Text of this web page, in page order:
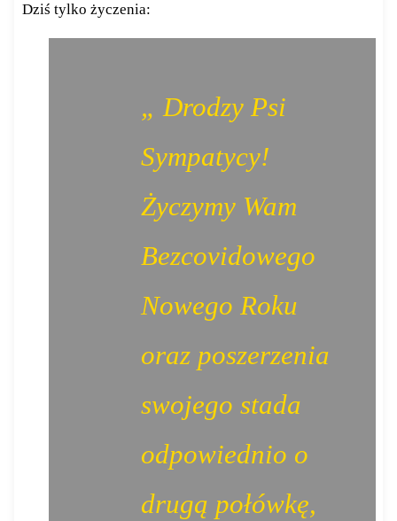
Dziś tylko życzenia:
„ Drodzy Psi
Sympatycy!
Życzymy Wam
Bezcovidowego
Nowego Roku
oraz poszerzenia
swojego stada
odpowiednio o
drugą połówkę,